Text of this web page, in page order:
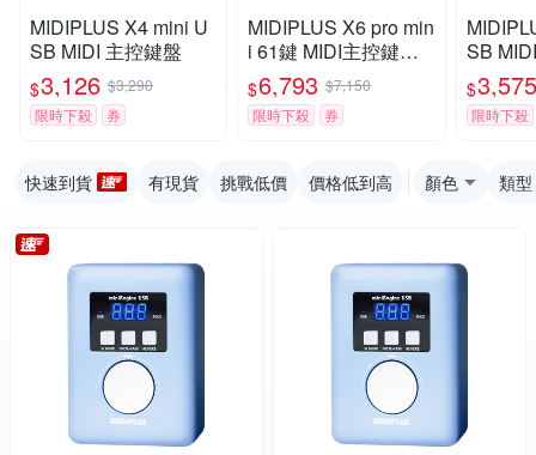
MIDIPLUS X4 mini U
SB MIDI 主控鍵盤
$3,126 $3,290
限時下殺
券
MIDIPLUS X6 pro min
i 61鍵 MIDI主控鍵盤
升級版
$6,793 $7,150
限時下殺
券
SB
$3,575
限時下殺
快速到貨 有現貨 挑戰低價 價格低到高 顏色 類型